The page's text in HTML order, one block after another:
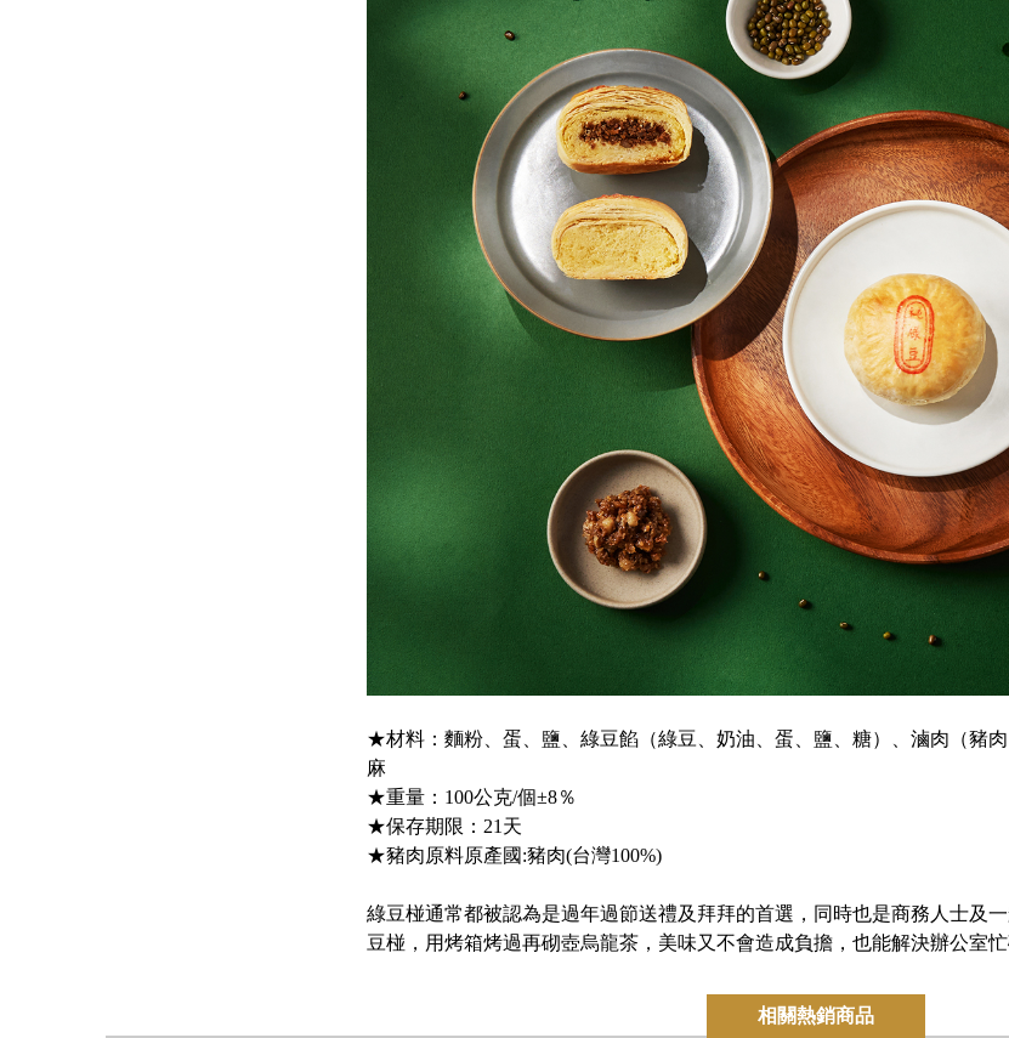
★材料：麵粉、蛋、鹽、綠豆餡（綠豆、奶油、蛋、鹽、糖）、滷肉（豬
麻
★重量：100公克/個±8％
★保存期限：21天
★豬肉原料原產國:豬肉(台灣100%)
綠豆椪通常都被認為是過年過節送禮及拜拜的首選，同時也是商務人士及
豆椪，用烤箱烤過再砌壺烏龍茶，美味又不會造成負擔，也能解決辦公室忙
相關熱銷商品